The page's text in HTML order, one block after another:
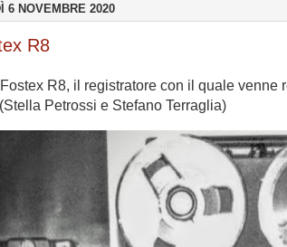
6 NOVEMBRE 2020
R8
R8, il registratore con il quale venne
Petrossi e Stefano Terraglia)